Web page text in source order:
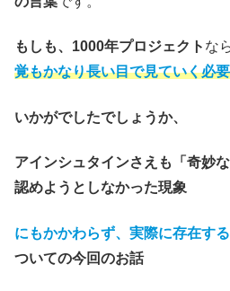
もしも、1000年プロジェクト な
覚もかなり長い目で見ていく必
いかがでしたでしょうか、
アインシュタインさえも「奇妙
認めようとしなかった現象
にもかかわらず、実際に存在す
ついての今回のお話